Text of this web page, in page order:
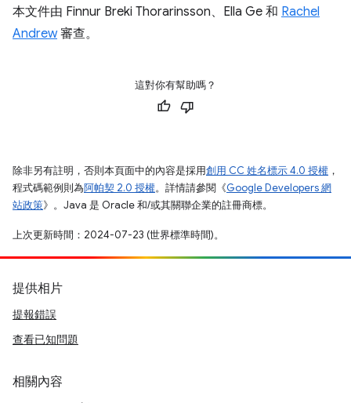
本文件由 Finnur Breki Thorarinsson、Ella Ge 和 Rachel
Andrew審查。
這對你有幫助嗎？
除非另有註明，否則本頁面中的內容是採用創用 CC 姓名標示 4.0 授權 ，
程式碼範例則為阿帕契 2.0 授權。詳情請參閱《Google Developers 網
站政策》。Java 是 Oracle 和/或其關聯企業的註冊商標。
上次更新時間：2024-07-23 (世界標準時間)。
提供相片
提報錯誤
查看已知問題
相關內容